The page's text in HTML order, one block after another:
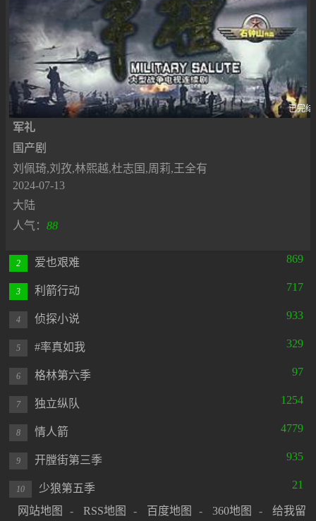
已完结
军礼
国产剧
刘佩琦,刘孜,林熙越,杜志国,周莉,王全有
2024-07-13
大陆
人气： 88
2 爱也艰难 869
3 利箭行动 717
4 侦探小说 933
5 #率真如我 329
6 格林第六季 97
7 独立纵队 1254
8 情人箭 4779
9 开膛街第三季 935
10 少狼第五季 21
网站地图 - RSS地图 - 百度地图 - 360地图 - 给我留